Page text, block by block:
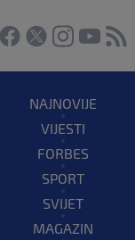
NAJNOVIJE
VIJESTI
FORBES
SPORT
SVIJET
MAGAZIN